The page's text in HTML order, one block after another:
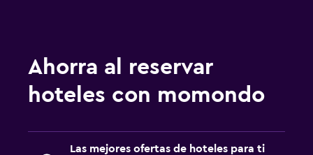
Ahorra al reservar
hoteles con momondo
Las mejores ofertas de hoteles para ti